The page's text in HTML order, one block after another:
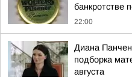
банкротстве
22:00
Диана
подборка
августа